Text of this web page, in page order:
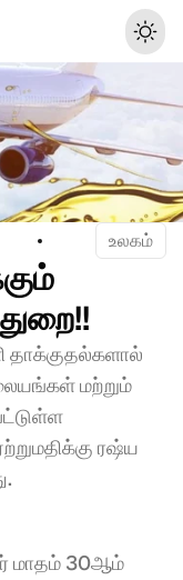
உலகம்
தாக்குதல்களால்
மற்றும்
ரஷ்ய
மாதம் 30ஆம்